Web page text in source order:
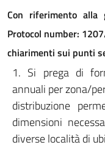
Con riferimento
Protocol number:
chiarimenti sui punti
1. Si prega di
annuali per zona/
distribuzione
dimensioni
diverse località di